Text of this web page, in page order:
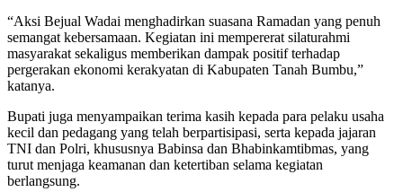
“Aksi Bejual Wadai menghadirkan suasana Ramadan yang penuh
semangat kebersamaan. Kegiatan ini mempererat silaturahmi
masyarakat sekaligus memberikan dampak positif terhadap
pergerakan ekonomi kerakyatan di Kabupaten Tanah Bumbu,”
katanya.
Bupati juga menyampaikan terima kasih kepada para pelaku usaha
kecil dan pedagang yang telah berpartisipasi, serta kepada jajaran
TNI dan Polri, khususnya Babinsa dan Bhabinkamtibmas, yang
turut menjaga keamanan dan ketertiban selama kegiatan
berlangsung.